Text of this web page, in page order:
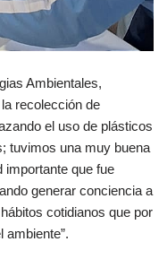
Ambientales,
recolección de
el uso de plásticos
tuvimos una muy buena
importante que fue
generar conciencia a
cotidianos que por
ambiente”.